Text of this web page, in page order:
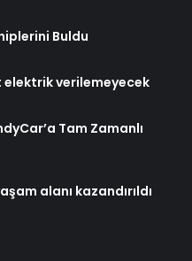
Buldu
elektrik verilemeyecek
Tam Zamanlı
alanı kazandırıldı